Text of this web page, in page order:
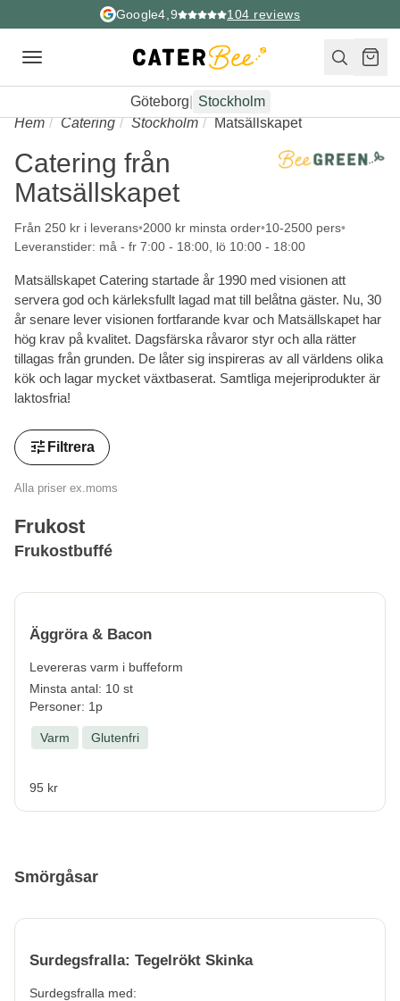
Google4,9 104 reviews
Toggle
Göteborg
Stockholm
Hem
Catering Stockholm Matsällskapet
Catering från
Matsällskapet
Från 250 kr i leverans 2000 kr minsta order 10-2500 pers
Leveranstider: må - fr 7:00 - 18:00, lö 10:00 - 18:00
Matsällskapet Catering startade år 1990 med visionen att
servera god och kärleksfullt lagad mat till belåtna gäster. Nu, 30
år senare lever visionen fortfarande kvar och Matsällskapet har
hög krav på kvalitet. Dagsfärska råvaror styr och alla rätter
tillagas från grunden. De låter sig inspireras av all världens olika
kök och lagar mycket växtbaserat. Samtliga mejeriprodukter är
laktosfria!
tune Filtrera
Alla priser ex.moms
Frukost
Frukostbuffé
Äggröra & Bacon
Levereras varm i buffeform
Minsta antal: 10 st
Personer: 1p
Varm Glutenfri
95 kr
Smörgåsar
Surdegsfralla: Tegelrökt Skinka
Surdegsfralla med: